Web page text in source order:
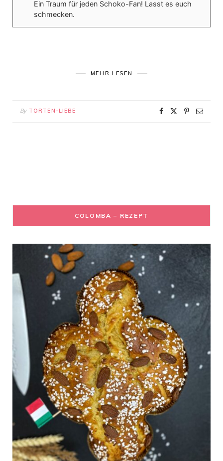
Ein Traum für jeden Schoko-Fan! Lasst es euch
schmecken.
MEHR LESEN
By TORTEN-LIEBE
COLOMBA – REZEPT